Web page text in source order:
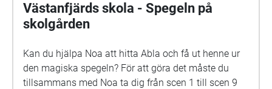
Västanfjärds skola - Spegeln på
skolgården
Kan du hjälpa Noa att hitta Abla och få ut henne ur
den magiska spegeln? För att göra det måste du
tillsammans med Noa ta dig från scen 1 till scen 9